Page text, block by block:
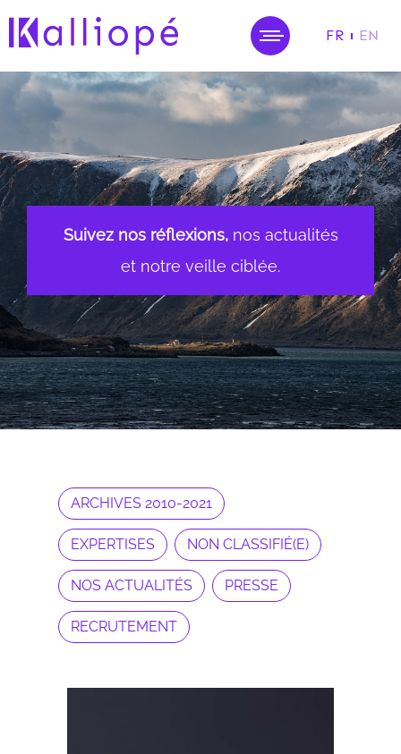
FR EN
Suivez nos réflexions, nos actualités
et notre veille ciblée.
ARCHIVES 2010-2021
EXPERTISES NON CLASSIFIÉ(E)
NOS ACTUALITÉS PRESSE
RECRUTEMENT